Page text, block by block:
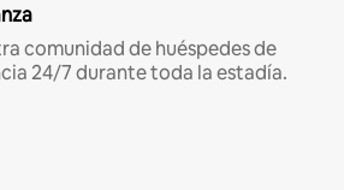
comunidad de huéspedes de
24/7 durante toda la estadía.